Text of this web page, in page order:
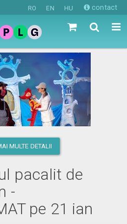
RO EN HU contact
MULTE DETALII
pacalit de
-
pe 21 ian